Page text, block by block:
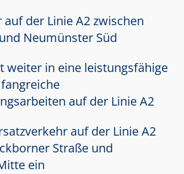
auf der Linie A2 zwischen
Neumünster Süd
weiter in eine leistungsfähige
auf der Linie A2
auf der Linie A2
Straße und
ein